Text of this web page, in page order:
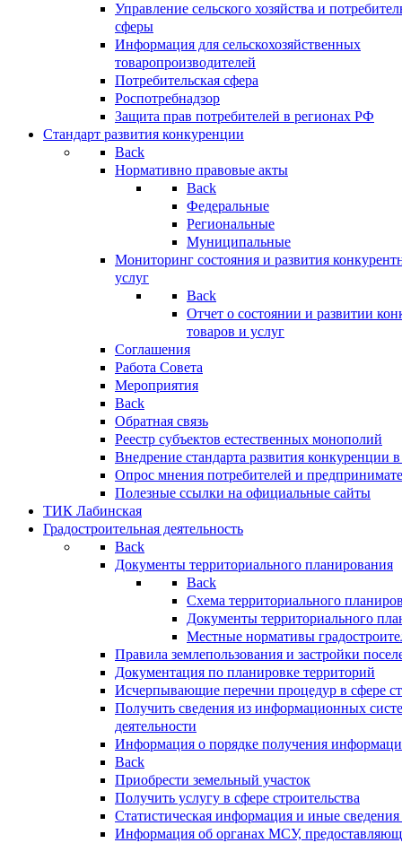
Управление сельского хозяйства и
сферы
Информация для сельскохозяйственных
товаропроизводителей
Потребительская сфера
Роспотребнадзор
Защита прав потребителей в регионах РФ
Стандарт развития конкуренции
Back
Нормативно правовые акты
Back
Федеральные
Региональные
Муниципальные
Мониторинг состояния и развития
услуг
Back
Отчет о состоянии и развитии
товаров и услуг
Соглашения
Работа Совета
Мероприятия
Back
Обратная связь
Реестр субъектов естественных монополий
Внедрение стандарта развития конкуренции
Опрос мнения потребителей и
Полезные ссылки на официальные сайты
ТИК Лабинская
Градостроительная деятельность
Back
Документы территориального планирования
Back
Схема территориального
Документы территориального
Местные нормативы
Правила землепользования и застройки
Документация по планировке территорий
Исчерпывающие перечни процедур в сфере
Получить сведения из информационных
деятельности
Информация о порядке получения
Back
Приобрести земельный участок
Получить услугу в сфере строительства
Статистическая информация и иные сведения
Информация об органах МСУ,